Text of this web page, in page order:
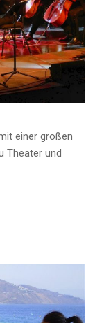
einer großen
Theater und